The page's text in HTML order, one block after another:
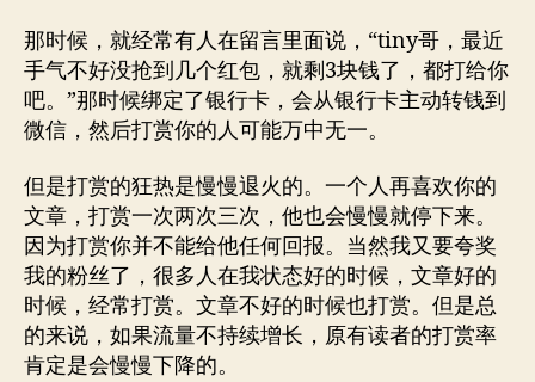
那时候，就经常有人在留言里面说，“tiny哥，最近
手气不好没抢到几个红包，就剩3块钱了，都打给你
吧。”那时候绑定了银行卡，会从银行卡主动转钱到
微信，然后打赏你的人可能万中无一。
但是打赏的狂热是慢慢退火的。一个人再喜欢你的
文章，打赏一次两次三次，他也会慢慢就停下来。
因为打赏你并不能给他任何回报。当然我又要夸奖
我的粉丝了，很多人在我状态好的时候，文章好的
时候，经常打赏。文章不好的时候也打赏。但是总
的来说，如果流量不持续增长，原有读者的打赏率
肯定是会慢慢下降的。